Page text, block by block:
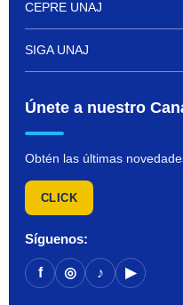
CEPRE UNAJ
SIGA UNAJ
Únete a nuestro
Obtén las últimas
CLICK
Síguenos:
f ◎ ♪ ▶